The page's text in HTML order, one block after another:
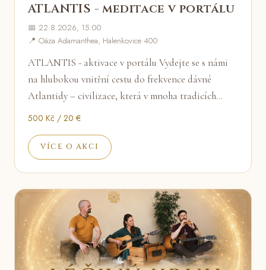
ATLANTIS - meditace v portálu
📅 22.8.2026, 15:00
📍 Oáza Adamanthea, Halenkovice 400
ATLANTIS - aktivace v portálu Vydejte se s námi
na hlubokou vnitřní cestu do frekvence dávné
Atlantidy – civilizace, která v mnoha tradicích…
500 Kč / 20 €
VÍCE O AKCI